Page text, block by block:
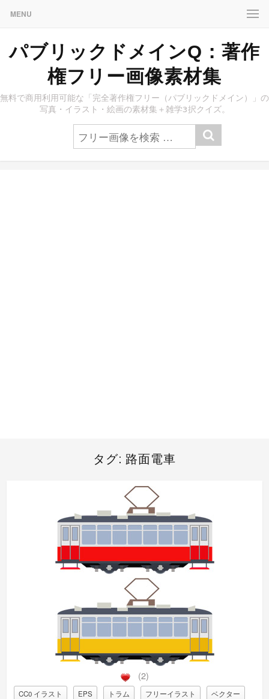
MENU
パブリックドメインQ：著作
権フリー画像素材集
無料で商用利用可能な「完全著作権フリー（パブリックドメイン）」の
写真・イラスト・絵画の素材集＋雑学3択クイズ。
タグ: 路面電車
(2)
CC0 イラスト EPS トラム フリーイラスト ベクター